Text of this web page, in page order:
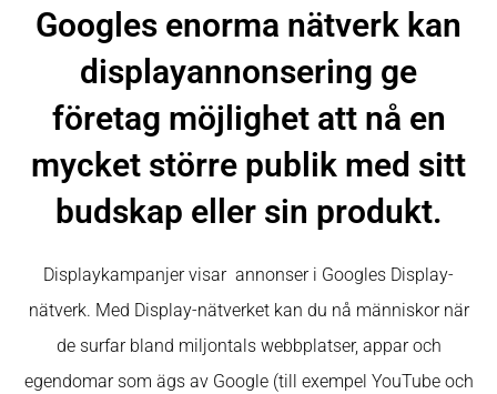
Googles enorma nätverk kan
displayannonsering ge
företag möjlighet att nå en
mycket större publik med sitt
budskap eller sin produkt.
Displaykampanjer visar annonser i Googles Display-
nätverk. Med Display-nätverket kan du nå människor när
de surfar bland miljontals webbplatser, appar och
egendomar som ägs av Google (till exempel YouTube och